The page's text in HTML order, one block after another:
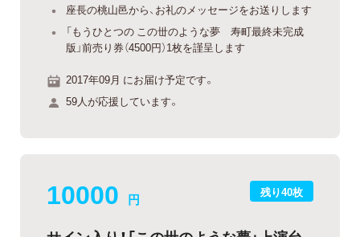
座長の桃山邑から、お礼のメッセージをお送りします
「もうひとつの この丗のような夢 寿町最終未完成
版」前売り券（4500円）1枚を謹呈します
2017年09月 にお届け予定です。
59人が応援しています。
残り40枚
10000 円